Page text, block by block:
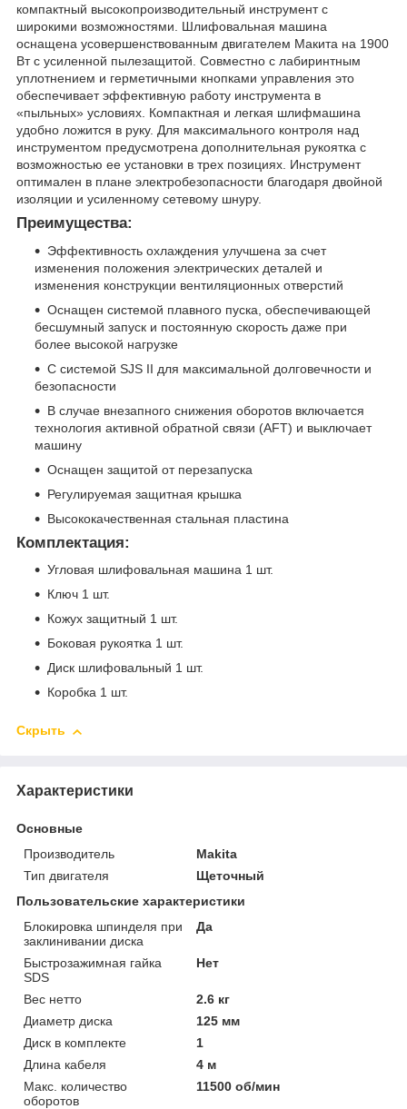
компактный высокопроизводительный инструмент с
широкими возможностями. Шлифовальная машина
оснащена усовершенствованным двигателем Макита на 1900
Вт с усиленной пылезащитой. Совместно с лабиринтным
уплотнением и герметичными кнопками управления это
обеспечивает эффективную работу инструмента в
«пыльных» условиях. Компактная и легкая шлифмашина
удобно ложится в руку. Для максимального контроля над
инструментом предусмотрена дополнительная рукоятка с
возможностью ее установки в трех позициях. Инструмент
оптимален в плане электробезопасности благодаря двойной
изоляции и усиленному сетевому шнуру.
Преимущества:
Эффективность охлаждения улучшена за счет
изменения положения электрических деталей и
изменения конструкции вентиляционных отверстий
Оснащен системой плавного пуска, обеспечивающей
бесшумный запуск и постоянную скорость даже при
более высокой нагрузке
С системой SJS II для максимальной долговечности и
безопасности
В случае внезапного снижения оборотов включается
технология активной обратной связи (AFT) и выключает
машину
Оснащен защитой от перезапуска
Регулируемая защитная крышка
Высококачественная стальная пластина
Комплектация:
Угловая шлифовальная машина 1 шт.
Ключ 1 шт.
Кожух защитный 1 шт.
Боковая рукоятка 1 шт.
Диск шлифовальный 1 шт.
Коробка 1 шт.
Скрыть
Характеристики
Основные
Производитель
Makita
Тип двигателя
Щеточный
Пользовательские характеристики
Блокировка шпинделя при
заклинивании диска
Да
Быстрозажимная гайка
SDS
Нет
Вес нетто
2.6 кг
Диаметр диска
125 мм
Диск в комплекте
1
Длина кабеля
4 м
Макс. количество
оборотов
11500 об/мин